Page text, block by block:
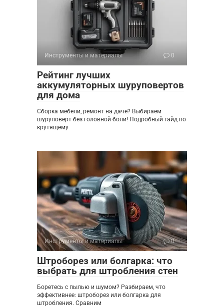
Инструменты и материалы 0
Рейтинг лучших
аккумуляторных шуруповертов
для дома
Сборка мебели, ремонт на даче? Выбираем
шуруповерт без головной боли! Подробный гайд по
крутящему
Инструменты и материалы 0
Штроборез или болгарка: что
выбрать для штробления стен
Боретесь с пылью и шумом? Разбираем, что
эффективнее: штроборез или болгарка для
штробления. Сравним